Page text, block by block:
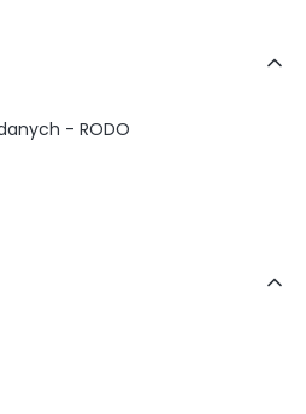
- RODO